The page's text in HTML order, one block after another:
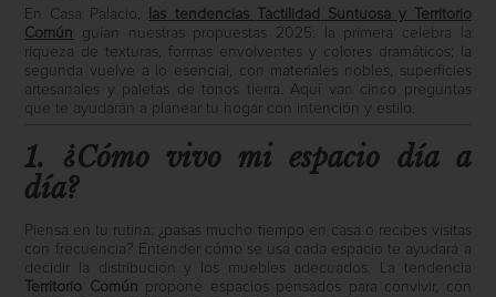
En Casa Palacio,
las tendencias Tactilidad Suntuosay
Territorio
Común
guían nuestras propuestas 2025: la primera celebra la
riqueza de texturas, formas envolventes y colores dramáticos; la
segunda vuelve a lo esencial, con materiales nobles, superficies
artesanales y paletas de tonos tierra. Aquí van cinco preguntas
que te ayudarán a planear tu hogar con intención y estilo.
1. ¿Cómo vivo mi espacio día a
día?
Piensa en tu rutina: ¿pasas mucho tiempo en casa o recibes visitas
con frecuencia? Entender cómo se usa cada espacio te ayudará a
decidir la distribución y los muebles adecuados. La tendencia
Territorio Común propone espacios pensados para convivir, con